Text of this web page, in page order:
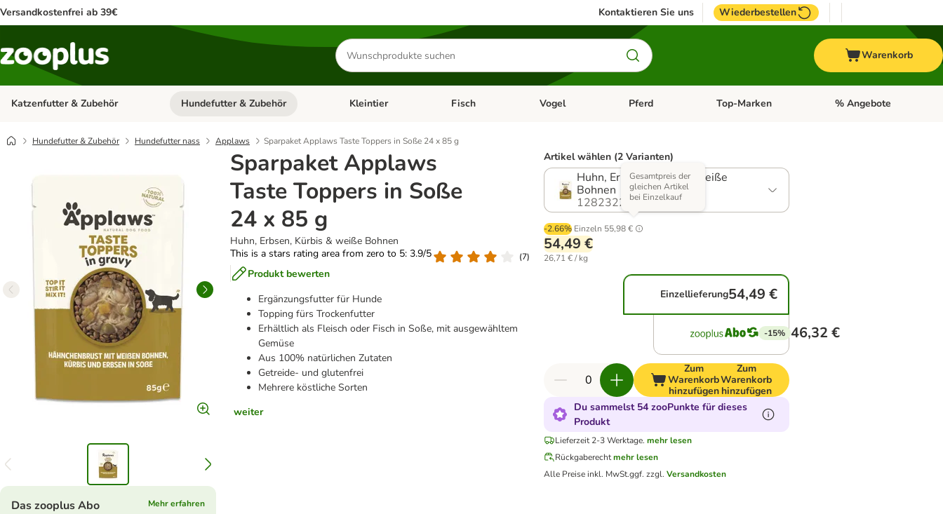
Versandkostenfrei ab 39€ Kontaktieren Sie uns Wiederbestellen
Produkte
suchen
Warenkorb
Katzenfutter & Zubehör Kategorie-Menü öffnen: Katzenfutter & Zubehör
Hundefutter & Zubehör Kategorie-Menü öffnen: Hundefutter & Zubehör
Kleintier Kategorie-Menü öffnen: Kleintier
Fisch Kategorie-Menü öffnen: Fisch
Vogel Kategorie-Menü öffnen: Vogel
Pferd Kategorie-Menü öffnen: Pferd
Top-Marken Kategorie-Menü öffnen:
% Angebote
Hundefutter & Zubehör Hundefutter nass Applaws Sparpaket Applaws Taste Toppers in Soße 24 x 85 g
Sparpaket Applaws
Taste Toppers in Soße
24 x 85 g
Huhn, Erbsen, Kürbis & weiße Bohnen
This is a stars rating area from zero to 5: 3.9/5
(7)
Produkt bewerten
Ergänzungsfutter für Hunde
Topping fürs Trockenfutter
Erhältlich als Fleisch oder Fisch in Soße, mit ausgewähltem
Gemüse
Aus 100% natürlichen Zutaten
Getreide- und glutenfrei
Mehrere köstliche Sorten
weiter
Das zooplus Abo
Mehr erfahren
Artikel wählen (2 Varianten)
Huhn, Erbsen, Kürbis & weiße
Bohnen
1282322.0
-2.66% Einzeln 55,98 €
Gesamtpreis der
gleichen Artikel
bei Einzelkauf
54,49 €
26,71 € / kg
Einzellieferung54,49 €
-15% 46,32 €
Zum
Warenkorb
hinzufügen
Zum
Warenkorb
hinzufügen
Du sammelst 54 zooPunkte für dieses
Produkt
Lieferzeit 2-3 Werktage. mehr lesen
Rückgaberechtmehr lesen
Alle Preise inkl. MwSt.ggf. zzgl.Versandkosten